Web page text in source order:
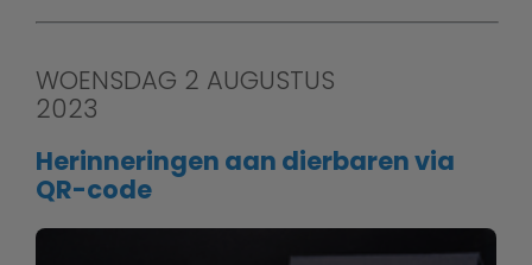
WOENSDAG 2 AUGUSTUS
2023
Herinneringen aan dierbaren via
QR-code